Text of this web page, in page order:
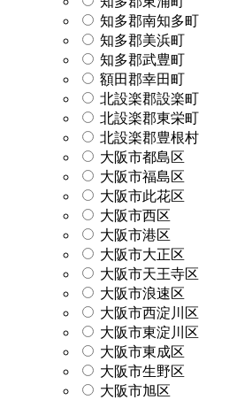
知多郡南知多町
知多郡美浜町
知多郡武豊町
額田郡幸田町
北設楽郡設楽町
北設楽郡東栄町
北設楽郡豊根村
大阪市都島区
大阪市福島区
大阪市此花区
大阪市西区
大阪市港区
大阪市大正区
大阪市天王寺区
大阪市浪速区
大阪市西淀川区
大阪市東淀川区
大阪市東成区
大阪市生野区
大阪市旭区